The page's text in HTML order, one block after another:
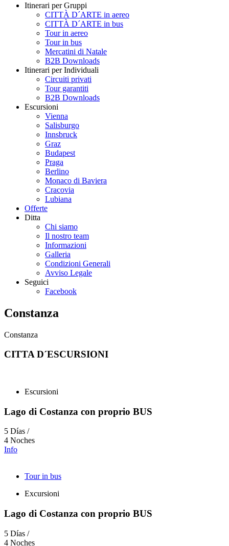
Itinerari per Gruppi
CITTÀ D´ARTE in aereo
CITTÀ D´ARTE in bus
Tour in aereo
Tour in bus
Mercatini di Natale
B2B Downloads
Itinerari per Individuali
Circuiti privati
Tour garantiti
B2B Downloads
Escursioni
Vienna
Salisburgo
Innsbruck
Graz
Budapest
Praga
Berlino
Monaco di Baviera
Cracovia
Lubiana
Offerte
Ditta
Chi siamo
Il nostro team
Informazioni
Galleria
Condizioni Generali
Avviso Legale
Seguici
Facebook
Constanza
Constanza
CITTA D´ESCURSIONI
Escursioni
Lago di Costanza con proprio BUS
5 Días /
4 Noches
Info
Tour in bus
Excursioni
Lago di Costanza con proprio BUS
5 Días /
4 Noches